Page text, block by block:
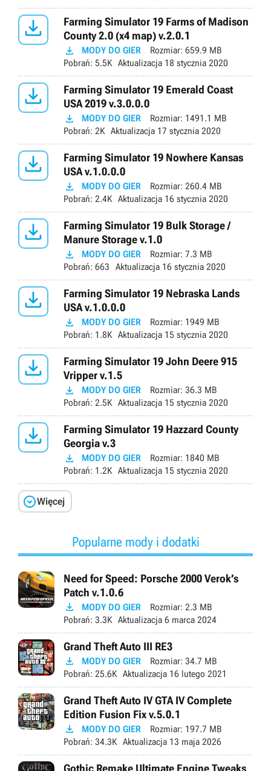

Farming Simulator 19 Farms of Madison
County 2.0 (x4 map) v.2.0.1
 MODY DO GIER Rozmiar: 659.9 MB
Pobrań: 5.5K Aktualizacja 18 stycznia 2020

Farming Simulator 19 Emerald Coast
USA 2019 v.3.0.0.0
 MODY DO GIER Rozmiar: 1491.1 MB
Pobrań: 2K Aktualizacja 17 stycznia 2020

Farming Simulator 19 Nowhere Kansas
USA v.1.0.0.0
 MODY DO GIER Rozmiar: 260.4 MB
Pobrań: 2.4K Aktualizacja 16 stycznia 2020

Farming Simulator 19 Bulk Storage /
Manure Storage v.1.0
 MODY DO GIER Rozmiar: 7.3 MB
Pobrań: 663 Aktualizacja 16 stycznia 2020

Farming Simulator 19 Nebraska Lands
USA v.1.0.0.0
 MODY DO GIER Rozmiar: 1949 MB
Pobrań: 1.8K Aktualizacja 15 stycznia 2020

Farming Simulator 19 John Deere 915
Vripper v.1.5
 MODY DO GIER Rozmiar: 36.3 MB
Pobrań: 2.5K Aktualizacja 15 stycznia 2020

Farming Simulator 19 Hazzard County
Georgia v.3
 MODY DO GIER Rozmiar: 1840 MB
Pobrań: 1.2K Aktualizacja 15 stycznia 2020
Więcej
Popularne mody i dodatki
Need for Speed: Porsche 2000 Verok’s
Patch v.1.0.6
 MODY DO GIER Rozmiar: 2.3 MB
Pobrań: 3.3K Aktualizacja 6 marca 2024
Grand Theft Auto III RE3
 MODY DO GIER Rozmiar: 34.7 MB
Pobrań: 25.6K Aktualizacja 16 lutego 2021
Grand Theft Auto IV GTA IV Complete
Edition Fusion Fix v.5.0.1
 MODY DO GIER Rozmiar: 197.7 MB
Pobrań: 34.3K Aktualizacja 13 maja 2026
Gothic Remake Ultimate Engine Tweaks